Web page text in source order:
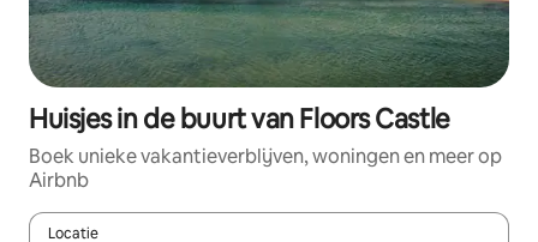
Huisjes in de buurt van Floors Castle
Boek unieke vakantieverblijven, woningen en meer op
Airbnb
Locatie